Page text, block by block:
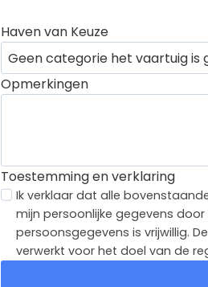
Haven van Keuze
Opmerkingen
Toestemming en verklaring
Ik verklaar dat alle
mijn persoonlijke gegevens
persoonsgegevens is vrijwillig.
verwerkt voor het doel van de